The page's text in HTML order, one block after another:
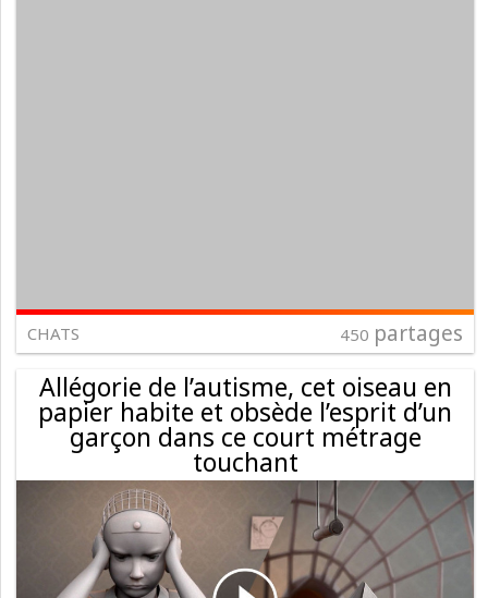
CHATS 450 partages
Allégorie de l’autisme, cet oiseau en
papier habite et obsède l’esprit d’un
garçon dans ce court métrage
touchant